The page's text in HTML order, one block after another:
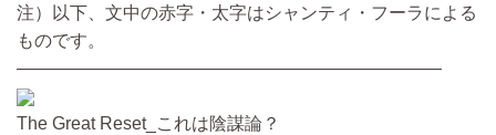
注）以下、文中の赤字・太字はシャンティ・フーラによる
ものです。
————————————————————————
The Great Reset_これは陰謀論？